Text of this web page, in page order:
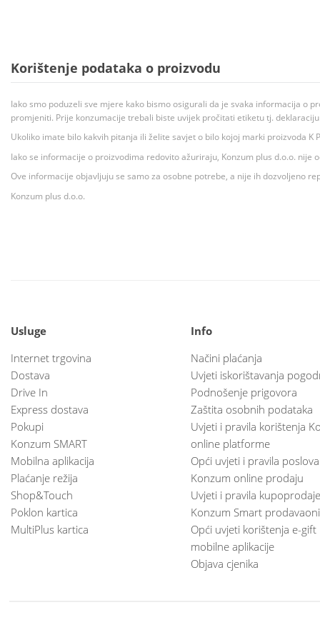
Korištenje podataka o proizvodu
Iako smo poduzeli sve mjere kako bismo osigurali da je svaka informacija o
promjeniti. Prije konzumacije trebali biste uvijek pročitati etiketu tj.
Ukoliko imate bilo kakvih pitanja ili želite savjet o bilo kojoj marki proizvoda
Iako se informacije o proizvodima redovito ažuriraju, Konzum plus d.o.o.
Ove informacije objavljuju se samo za osobne potrebe, a nije ih dozvoljeno
Konzum plus d.o.o.
Usluge
Internet trgovina
Dostava
Drive In
Express dostava
Pokupi
Konzum SMART
Mobilna aplikacija
Plaćanje režija
Shop&Touch
Poklon kartica
MultiPlus kartica
Info
Načini plaćanja
Uvjeti iskorištavanja
Podnošenje prigovora
Zaštita osobnih podataka
Uvjeti i pravila korištenja
online platforme
Opći uvjeti i pravila
Konzum online prodaju
Uvjeti i pravila
Konzum Smart
Opći uvjeti korištenja e-gift
mobilne aplikacije
Objava cjenika